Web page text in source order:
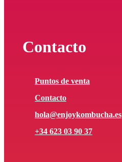
Contacto
Puntos de venta
Contacto
hola@enjoykombucha.es
+34 623 03 90 37